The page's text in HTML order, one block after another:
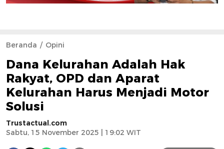
Beranda Opini
Dana Kelurahan Adalah Hak
Rakyat, OPD dan Aparat
Kelurahan Harus Menjadi Motor
Solusi
Trustactual.com
Sabtu, 15 November 2025 | 19:02 WIT